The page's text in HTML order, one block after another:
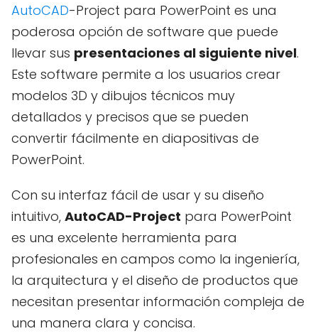
AutoCAD-Project para PowerPoint es una
poderosa opción de software que puede
llevar sus presentaciones al siguiente nivel.
Este software permite a los usuarios crear
modelos 3D y dibujos técnicos muy
detallados y precisos que se pueden
convertir fácilmente en diapositivas de
PowerPoint.
Con su interfaz fácil de usar y su diseño
intuitivo, AutoCAD-Project para PowerPoint
es una excelente herramienta para
profesionales en campos como la ingeniería,
la arquitectura y el diseño de productos que
necesitan presentar información compleja de
una manera clara y concisa.